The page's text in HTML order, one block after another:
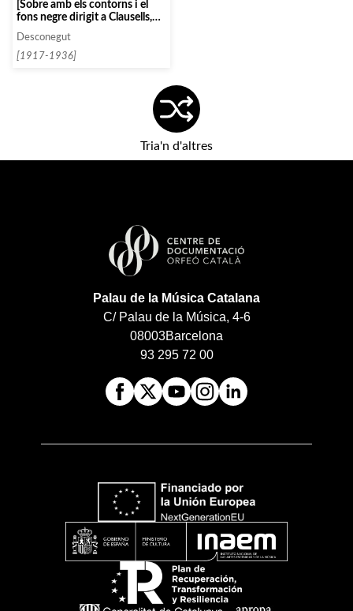
[Sobre amb els contorns i el
fons negre dirigit a Clausells,
Desconegut
[1917-1936]
Tria'n d'altres
Palau de la Música Catalana
C/ Palau de la Música, 4-6
08003Barcelona
93 295 72 00